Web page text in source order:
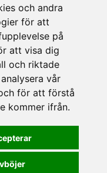
och andra
för att
på
att visa dig
och riktade
vår
för att förstå
kommer ifrån.